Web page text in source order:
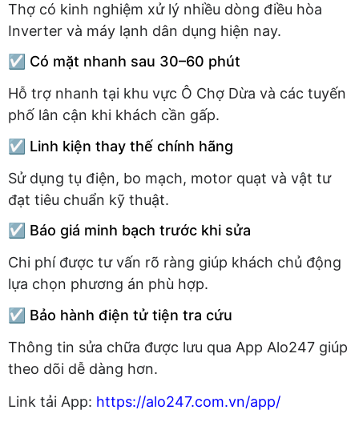
Thợ có kinh nghiệm xử lý nhiều dòng điều hòa
Inverter và máy lạnh dân dụng hiện nay.
☑️ Có mặt nhanh sau 30–60 phút
Hỗ trợ nhanh tại khu vực Ô Chợ Dừa và các tuyến
phố lân cận khi khách cần gấp.
☑️ Linh kiện thay thế chính hãng
Sử dụng tụ điện, bo mạch, motor quạt và vật tư
đạt tiêu chuẩn kỹ thuật.
☑️ Báo giá minh bạch trước khi sửa
Chi phí được tư vấn rõ ràng giúp khách chủ động
lựa chọn phương án phù hợp.
☑️ Bảo hành điện tử tiện tra cứu
Thông tin sửa chữa được lưu qua App Alo247 giúp
theo dõi dễ dàng hơn.
Link tải App: https://alo247.com.vn/app/